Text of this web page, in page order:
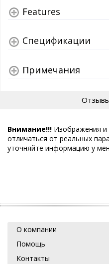
Features
Спецификации
Примечания
Внимание!!! Изображения и
отличаться от реальных
уточняйте информацию у
О компании
Помощь
Контакты